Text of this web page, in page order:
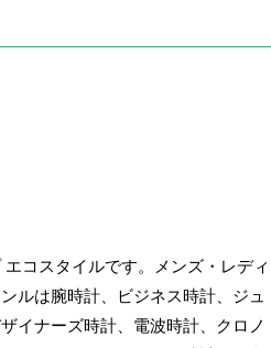
コスタイルです。メンズ・レディ
ルは腕時計、ビジネス時計、ジュ
イナーズ時計、電波時計、クロノ